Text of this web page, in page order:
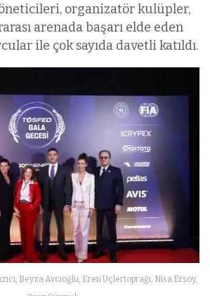
organizatör kulüpler,
arenada başarı elde eden
ile çok sayıda davetli katıldı.
Beyza Avcıoğlu, Eren Üçlertoprağı, Nisa Ersoy,